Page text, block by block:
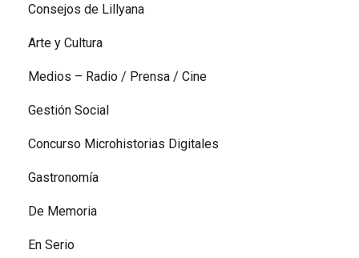
Consejos de Lillyana
Arte y Cultura
Medios – Radio / Prensa / Cine
Gestión Social
Concurso Microhistorias Digitales
Gastronomía
De Memoria
En Serio